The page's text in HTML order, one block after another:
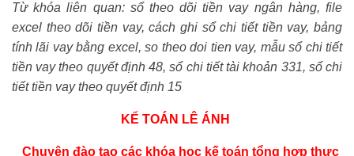
Từ khóa liên quan: sổ theo dõi tiền vay ngân hàng, file
excel theo dõi tiền vay, cách ghi sổ chi tiết tiền vay, bảng
tính lãi vay bằng excel, so theo doi tien vay, mẫu sổ chi tiết
tiền vay theo quyết định 48, sổ chi tiết tài khoản 331, sổ chi
tiết tiền vay theo quyết định 15
KẾ TOÁN LÊ ÁNH
Chuyên đào tạo các khóa học kế toán tổng hợp thực